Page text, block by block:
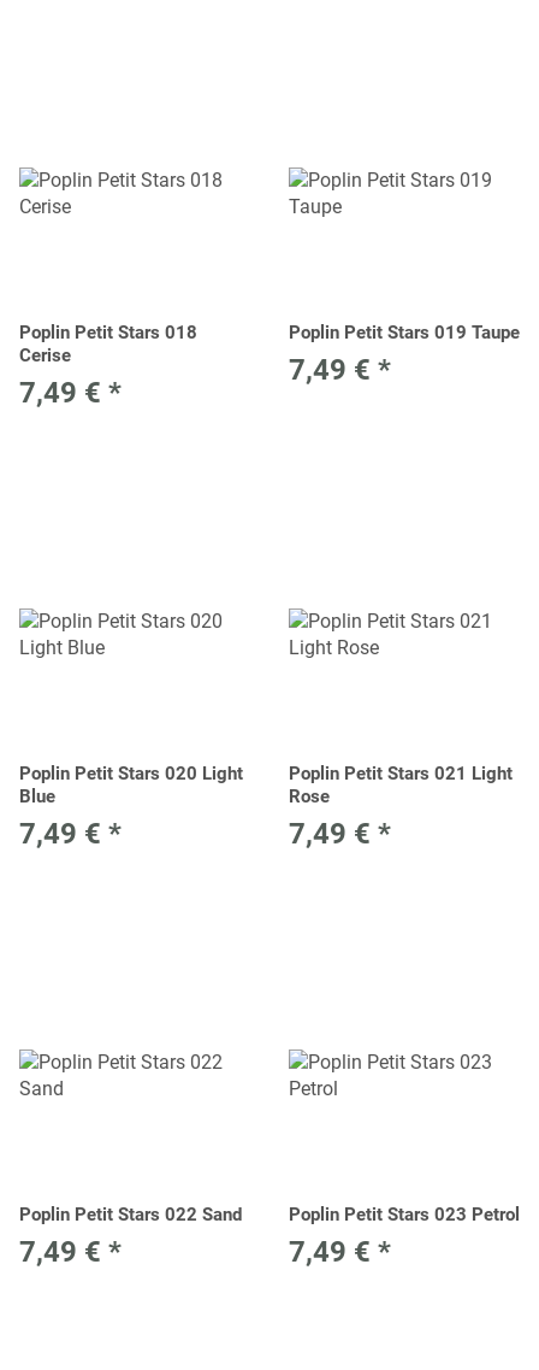
Poplin Petit Stars 018
Cerise
7,49 € *
Poplin Petit Stars 019 Taupe
7,49 € *
Poplin Petit Stars 020 Light
Blue
7,49 € *
Poplin Petit Stars 021 Light
Rose
7,49 € *
Poplin Petit Stars 022 Sand
7,49 € *
Poplin Petit Stars 023 Petrol
7,49 € *